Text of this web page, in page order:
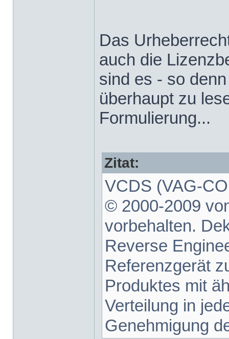
Das
auch die
sind es - so
überhaupt zu
Formulierung...
Zitat:
VCDS (VAG-
© 2000-2009
vorbehalten.
Reverse
Referenzgerät
Produktes mit
Verteilung in
Genehmigung